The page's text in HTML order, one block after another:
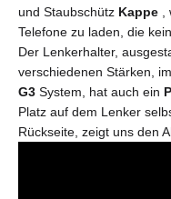
und Staubschütz Kappe
Telefone zu laden, die
Der Lenkerhalter,
verschiedenen Stärken,
G3 System, hat auch ein
Platz auf dem Lenker
Rückseite, zeigt uns den